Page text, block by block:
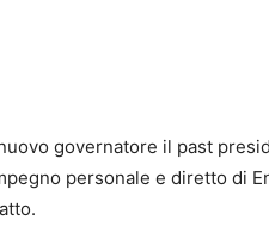
nuovo governatore il past
personale e diretto di